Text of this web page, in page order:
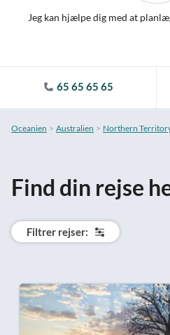
Jeg kan hjælpe dig med at
65 65 65 65
Oceanien Australien Northern
Find din rejse
Filtrer rejser: